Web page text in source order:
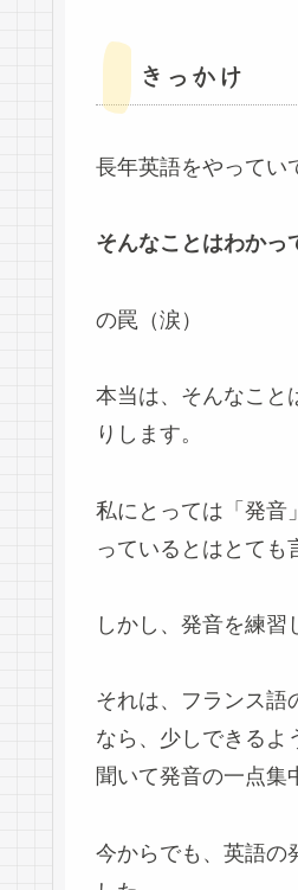
きっかけ
長年英語をやってい
そんなことはわかっ
の罠（涙）
本当は、そんなこと
りします。
私にとっては「発音
っているとはとても
しかし、発音を練習
それは、フランス語
なら、少しできるよ
聞いて発音の一点集
今からでも、英語の